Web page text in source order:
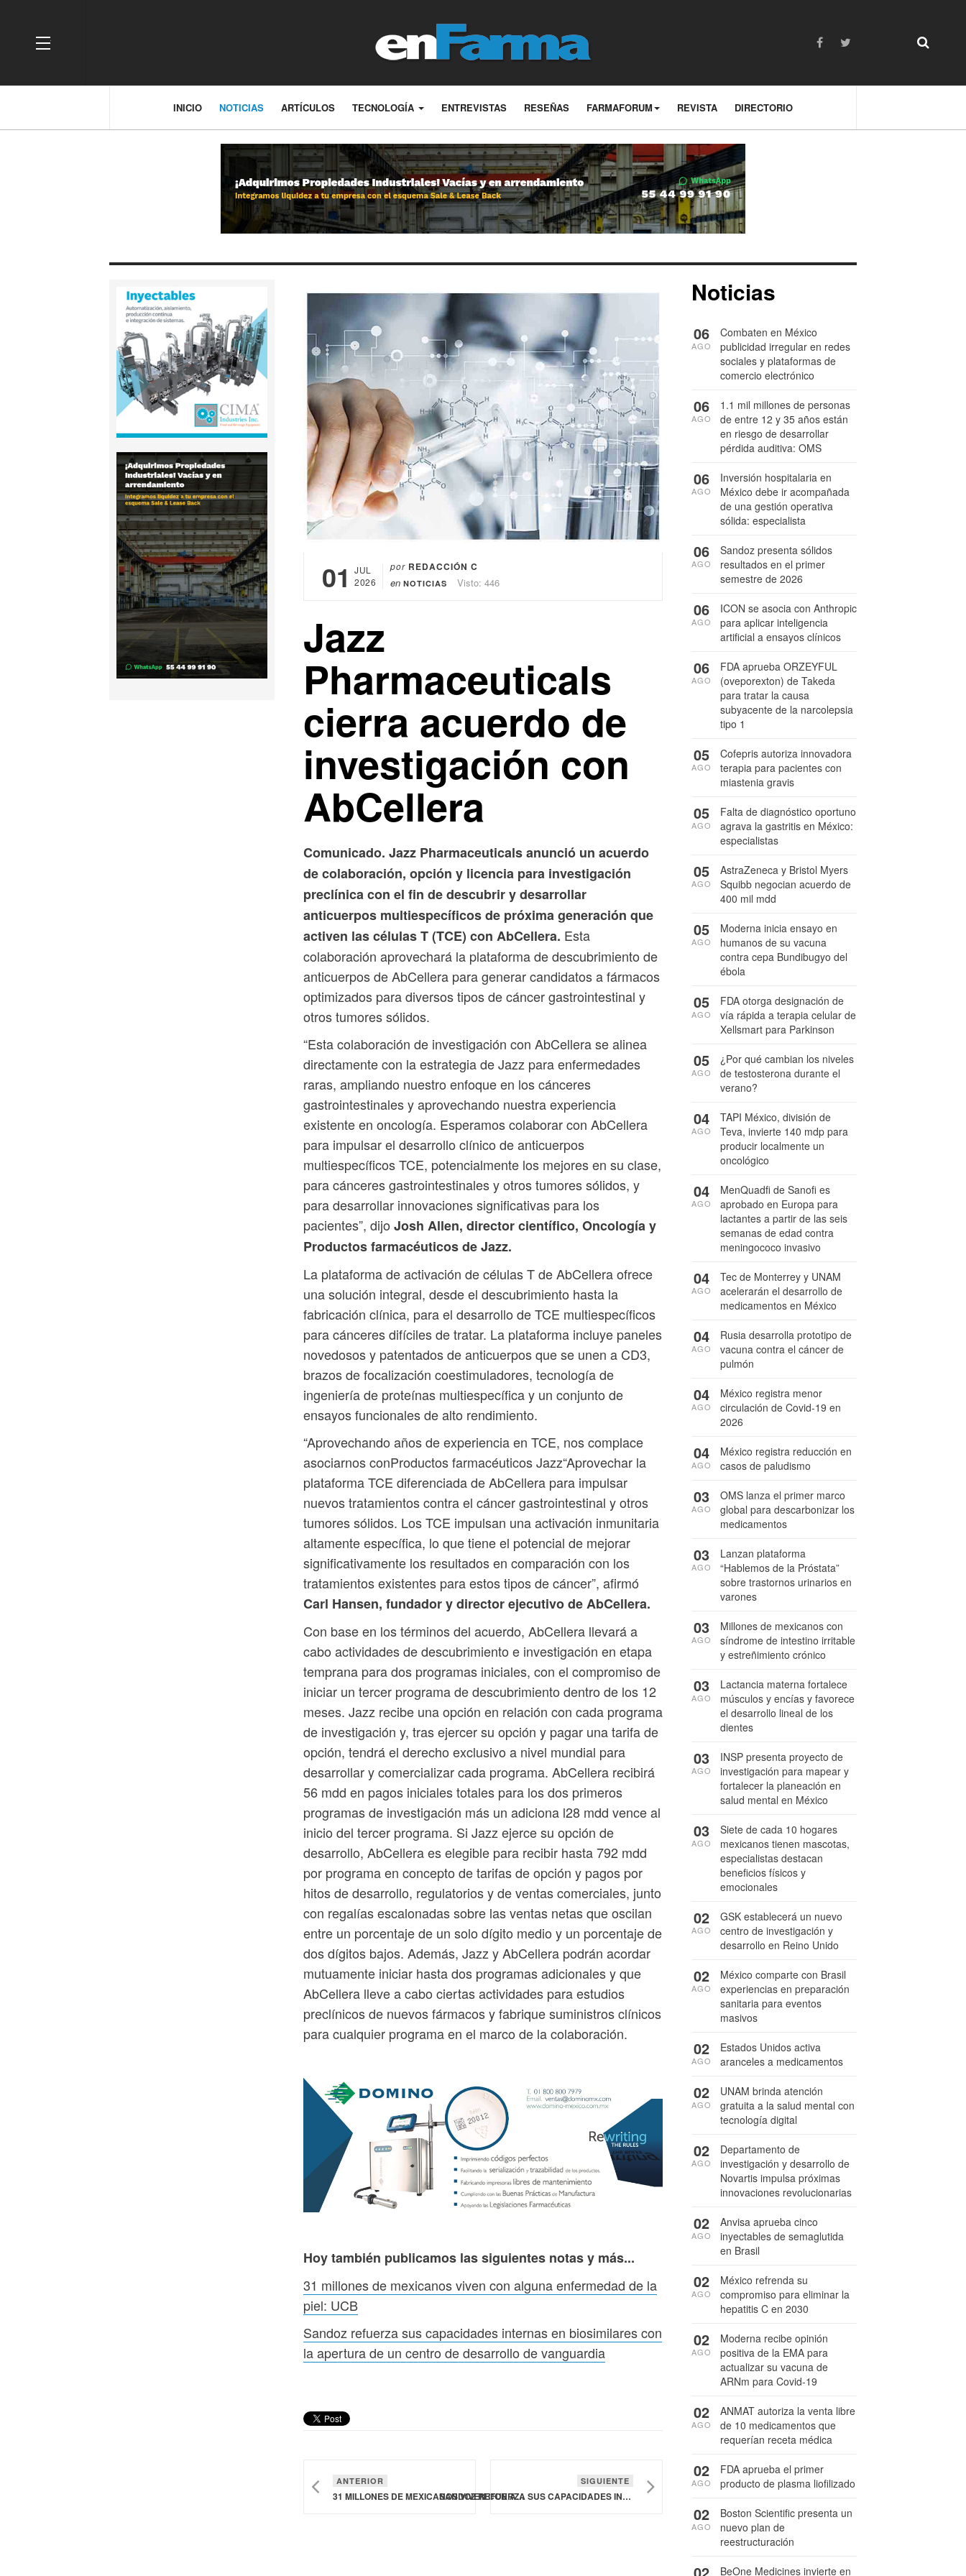
OFF CANVAS
INICIO NOTICIAS ARTÍCULOS TECNOLOGÍA ENTREVISTAS RESEÑAS FARMAFORUM REVISTA DIRECTORIO
01
JUL
2026
por REDACCIÓN C
en NOTICIAS Visto: 446
Jazz
Pharmaceuticals
cierra acuerdo de
investigación con
AbCellera
Comunicado. Jazz Pharmaceuticals anunció un acuerdo
de colaboración, opción y licencia para investigación
preclínica con el fin de descubrir y desarrollar
anticuerpos multiespecíficos de próxima generación que
activen las células T (TCE) con AbCellera. Esta
colaboración aprovechará la plataforma de descubrimiento de
anticuerpos de AbCellera para generar candidatos a fármacos
optimizados para diversos tipos de cáncer gastrointestinal y
otros tumores sólidos.
“Esta colaboración de investigación con AbCellera se alinea
directamente con la estrategia de Jazz para enfermedades
raras, ampliando nuestro enfoque en los cánceres
gastrointestinales y aprovechando nuestra experiencia
existente en oncología. Esperamos colaborar con AbCellera
para impulsar el desarrollo clínico de anticuerpos
multiespecíficos TCE, potencialmente los mejores en su clase,
para cánceres gastrointestinales y otros tumores sólidos, y
para desarrollar innovaciones significativas para los
pacientes”, dijo Josh Allen, director científico, Oncología y
Productos farmacéuticos de Jazz.
La plataforma de activación de células T de AbCellera ofrece
una solución integral, desde el descubrimiento hasta la
fabricación clínica, para el desarrollo de TCE multiespecíficos
para cánceres difíciles de tratar. La plataforma incluye paneles
novedosos y patentados de anticuerpos que se unen a CD3,
brazos de focalización coestimuladores, tecnología de
ingeniería de proteínas multiespecífica y un conjunto de
ensayos funcionales de alto rendimiento.
“Aprovechando años de experiencia en TCE, nos complace
asociarnos conProductos farmacéuticos Jazz“Aprovechar la
plataforma TCE diferenciada de AbCellera para impulsar
nuevos tratamientos contra el cáncer gastrointestinal y otros
tumores sólidos. Los TCE impulsan una activación inmunitaria
altamente específica, lo que tiene el potencial de mejorar
significativamente los resultados en comparación con los
tratamientos existentes para estos tipos de cáncer”, afirmó
Carl Hansen, fundador y director ejecutivo de AbCellera.
Con base en los términos del acuerdo, AbCellera llevará a
cabo actividades de descubrimiento e investigación en etapa
temprana para dos programas iniciales, con el compromiso de
iniciar un tercer programa de descubrimiento dentro de los 12
meses. Jazz recibe una opción en relación con cada programa
de investigación y, tras ejercer su opción y pagar una tarifa de
opción, tendrá el derecho exclusivo a nivel mundial para
desarrollar y comercializar cada programa. AbCellera recibirá
56 mdd en pagos iniciales totales para los dos primeros
programas de investigación más un adiciona l28 mdd vence al
inicio del tercer programa. Si Jazz ejerce su opción de
desarrollo, AbCellera es elegible para recibir hasta 792 mdd
por programa en concepto de tarifas de opción y pagos por
hitos de desarrollo, regulatorios y de ventas comerciales, junto
con regalías escalonadas sobre las ventas netas que oscilan
entre un porcentaje de un solo dígito medio y un porcentaje de
dos dígitos bajos. Además, Jazz y AbCellera podrán acordar
mutuamente iniciar hasta dos programas adicionales y que
AbCellera lleve a cabo ciertas actividades para estudios
preclínicos de nuevos fármacos y fabrique suministros clínicos
para cualquier programa en el marco de la colaboración.
Hoy también publicamos las siguientes notas y más...
31 millones de mexicanos viven con alguna enfermedad de la
piel: UCB
Sandoz refuerza sus capacidades internas en biosimilares con
la apertura de un centro de desarrollo de vanguardia
ANTERIOR
31 MILLONES DE MEXICANOS VIVEN CON ALGUNA ENFERMEDAD DE LA PIEL: UCB
SIGUIENTE
SANDOZ REFUERZA SUS CAPACIDADES INTERNAS EN BIOSIMILARES CON LA APERTURA DE UN CENTRO DE DESARROLLO DE VANGUARDIA
Noticias
Combaten en México
publicidad irregular en redes
sociales y plataformas de
comercio electrónico
06
AGO
1.1 mil millones de personas
de entre 12 y 35 años están
en riesgo de desarrollar
pérdida auditiva: OMS
06
AGO
Inversión hospitalaria en
México debe ir acompañada
de una gestión operativa
sólida: especialista
06
AGO
Sandoz presenta sólidos
resultados en el primer
semestre de 2026
06
AGO
ICON se asocia con Anthropic
para aplicar inteligencia
artificial a ensayos clínicos
06
AGO
FDA aprueba ORZEYFUL
(oveporexton) de Takeda
para tratar la causa
subyacente de la narcolepsia
tipo 1
06
AGO
Cofepris autoriza innovadora
terapia para pacientes con
miastenia gravis
05
AGO
Falta de diagnóstico oportuno
agrava la gastritis en México:
especialistas
05
AGO
AstraZeneca y Bristol Myers
Squibb negocian acuerdo de
400 mil mdd
05
AGO
Moderna inicia ensayo en
humanos de su vacuna
contra cepa Bundibugyo del
ébola
05
AGO
FDA otorga designación de
vía rápida a terapia celular de
Xellsmart para Parkinson
05
AGO
¿Por qué cambian los niveles
de testosterona durante el
verano?
05
AGO
TAPI México, división de
Teva, invierte 140 mdp para
producir localmente un
oncológico
04
AGO
MenQuadfi de Sanofi es
aprobado en Europa para
lactantes a partir de las seis
semanas de edad contra
meningococo invasivo
04
AGO
Tec de Monterrey y UNAM
acelerarán el desarrollo de
medicamentos en México
04
AGO
Rusia desarrolla prototipo de
vacuna contra el cáncer de
pulmón
04
AGO
México registra menor
circulación de Covid-19 en
2026
04
AGO
México registra reducción en
casos de paludismo
04
AGO
OMS lanza el primer marco
global para descarbonizar los
medicamentos
03
AGO
Lanzan plataforma
“Hablemos de la Próstata”
sobre trastornos urinarios en
varones
03
AGO
Millones de mexicanos con
síndrome de intestino irritable
y estreñimiento crónico
03
AGO
Lactancia materna fortalece
músculos y encías y favorece
el desarrollo lineal de los
dientes
03
AGO
INSP presenta proyecto de
investigación para mapear y
fortalecer la planeación en
salud mental en México
03
AGO
Siete de cada 10 hogares
mexicanos tienen mascotas,
especialistas destacan
beneficios físicos y
emocionales
03
AGO
GSK establecerá un nuevo
centro de investigación y
desarrollo en Reino Unido
02
AGO
México comparte con Brasil
experiencias en preparación
sanitaria para eventos
masivos
02
AGO
Estados Unidos activa
aranceles a medicamentos
02
AGO
UNAM brinda atención
gratuita a la salud mental con
tecnología digital
02
AGO
Departamento de
investigación y desarrollo de
Novartis impulsa próximas
innovaciones revolucionarias
02
AGO
Anvisa aprueba cinco
inyectables de semaglutida
en Brasil
02
AGO
México refrenda su
compromiso para eliminar la
hepatitis C en 2030
02
AGO
Moderna recibe opinión
positiva de la EMA para
actualizar su vacuna de
ARNm para Covid-19
02
AGO
ANMAT autoriza la venta libre
de 10 medicamentos que
requerían receta médica
02
AGO
FDA aprueba el primer
producto de plasma liofilizado
02
AGO
Boston Scientific presenta un
nuevo plan de
reestructuración
02
AGO
BeOne Medicines invierte en